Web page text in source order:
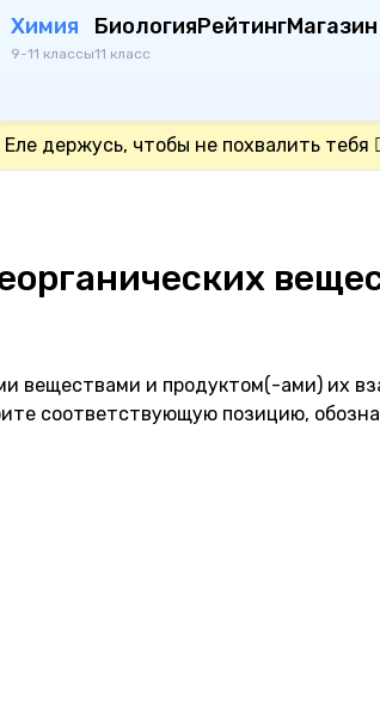
Химия
9-11 классы
Биология
11 класс
РейтингМагазин
Еле держусь, чтобы не похвалить тебя
веществами и продуктом(-ами) их
соответствующую позицию,